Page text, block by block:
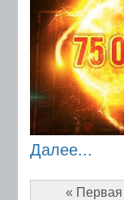
Далее...
« Первая